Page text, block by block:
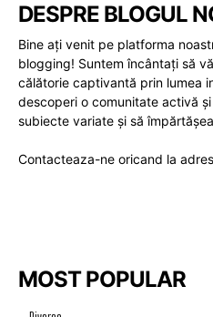
DESPRE BLOGUL
Bine ați venit pe platforma
blogging! Suntem încântați să
călătorie captivantă prin lumea
descoperi o comunitate activă
subiecte variate și să
Contacteaza-ne oricand la
MOST POPULAR